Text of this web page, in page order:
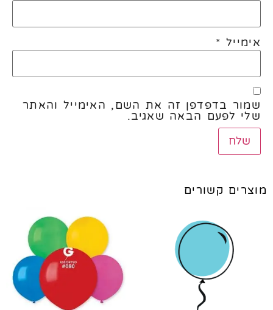
אימייל *
שמור בדפדפן זה את השם, האימייל והאתר
שלי לפעם הבאה שאגיב.
מוצרים קשורים